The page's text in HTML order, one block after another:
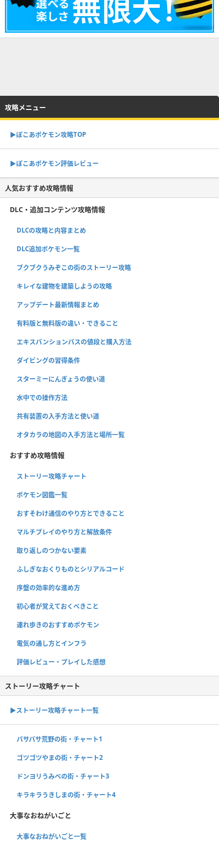
攻略メニュー
▶︎ぽこあポケモン攻略TOP
▶︎ぽこあポケモン評価レビュー
人気おすすめ攻略情報
DLC・追加コンテンツ攻略情報
DLCの攻略と内容まとめ
DLC追加ポケモン一覧
ブクブクうみぞこの街のストーリー攻略
キレイな建物を建築しようの攻略
アップデート最新情報まとめ
有料版と無料版の違い・できること
エキスパンションパスの値段と購入方法
ダイビングの習得条件
スターミーにんぎょうの使い道
水中での操作方法
共有装置の入手方法と使い道
オタカラの地図の入手方法と場所一覧
おすすめ攻略情報
ストーリー攻略チャート
ポケモン図鑑一覧
おすそわけ通信のやり方とできること
マルチプレイのやり方と解放条件
取り返しのつかない要素
ふしぎなおくりものとシリアルコード
序盤の効率的な進め方
初心者が覚えておくべきこと
連れ歩きのおすすめポケモン
電気の通し方とインフラ
評価レビュー・プレイした感想
ストーリー攻略チャート
▶ストーリー攻略チャート一覧
パサパサ荒野の街・チャート1
ゴツゴツやまの街・チャート2
ドンヨリうみべの街・チャート3
キラキラうきしまの街・チャート4
大事なおねがいごと
大事なおねがいごと一覧